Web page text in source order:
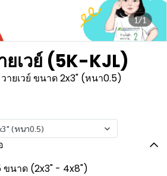
1/1
ยเวย์ (5K-KJL)
ายเวย์ ขนาด 2x3" (หนา0.5)
(หนา0.5)
ขนาด (2x3" - 4x8")